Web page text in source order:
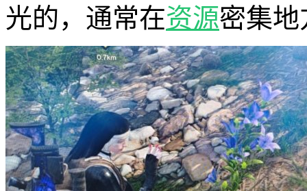
光的，通常在资源密集